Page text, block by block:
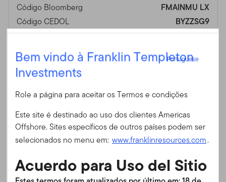
Entrar
ID do usuário
Senha
Código Bloomberg
FMAINMU LX
Código CEDOL
BYZZSG9
Número do Fundo
1764
Gestores de fundos
Matthias Hoppe
Frankfurt, Alemanha
Fundo administrado desde 2013
Dominik Hoffmann
Frankfurt, Alemanha
Bem vindo à Franklin Templeton
Investments
Portuguese
Role a página para aceitar os Termos e condições
Este site é destinado ao uso dos clientes Americas
Offshore. Sites específicos de outros países podem ser
selecionados no menu em: www.franklinresources.com.
Acuerdo para Uso del Sitio